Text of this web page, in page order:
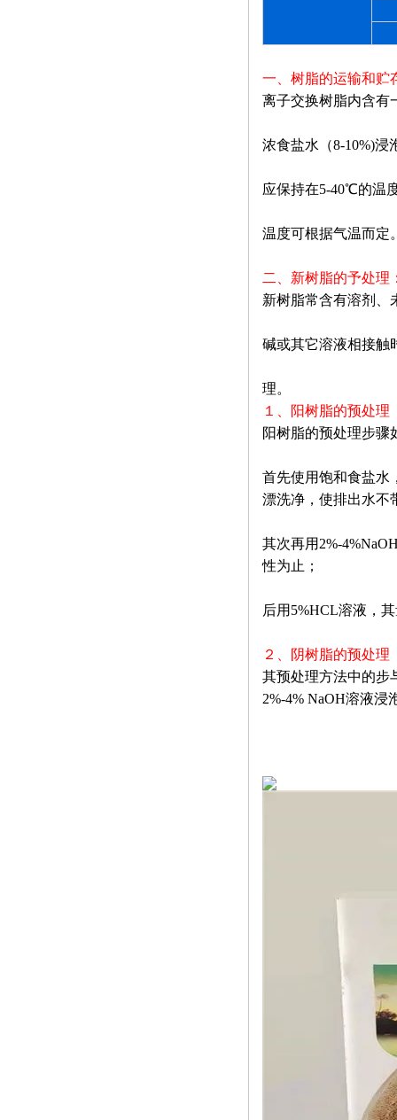
一、树脂的运输和贮
离子交换树脂内含有
浓食盐水（8-10%)
应保持在5-40℃的温
温度可根据气温而定
二、新树脂的予处理
新树脂常含有溶剂、
碱或其它溶液相接触
理。
１、阳树脂的预处理
阳树脂的预处理步骤
首先使用饱和食盐水
漂洗净，使排出水不
其次再用2%-
性为止；
后用5%HCL溶液，
２、阴树脂的预处理
其预处理方法中的步
2%-4% NaOH溶液